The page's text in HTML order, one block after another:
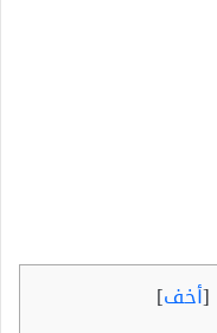
[أخف]